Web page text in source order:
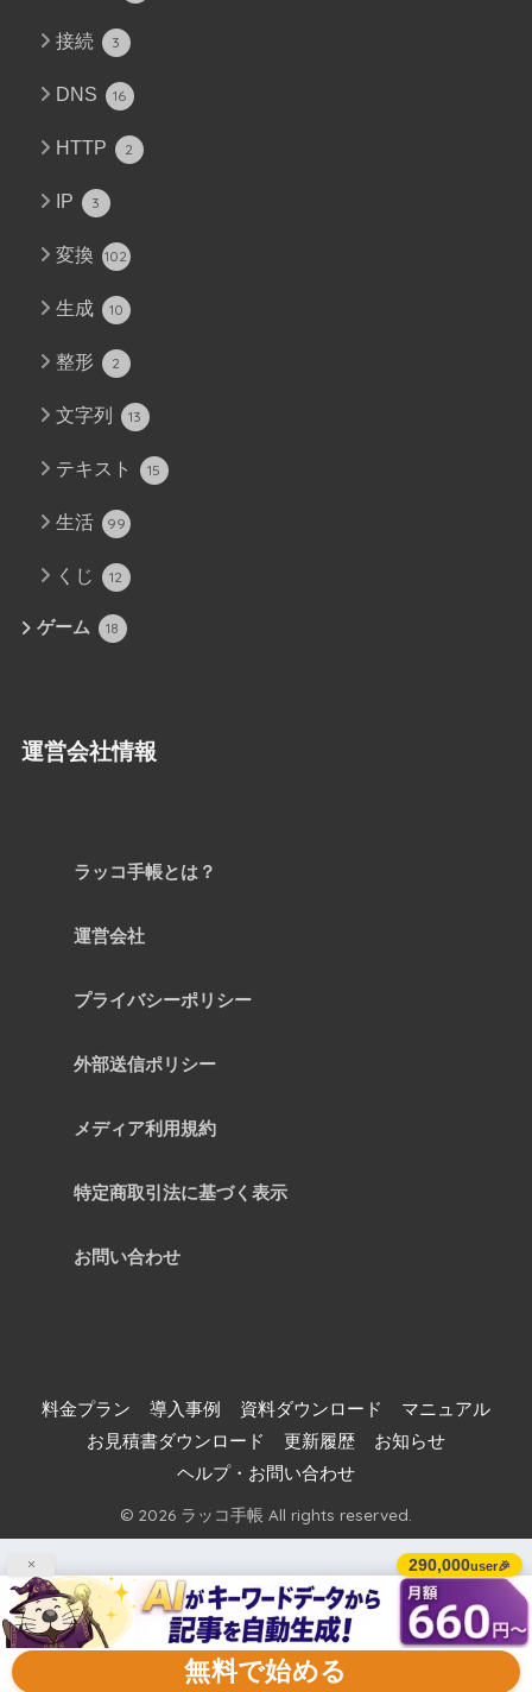
× 290,000user🎉
無料で始める
接続 3
DNS 16
HTTP 2
IP 3
変換 102
生成 10
整形 2
文字列 13
テキスト 15
生活 99
くじ 12
ゲーム 18
運営会社情報
ラッコ手帳とは？
運営会社
プライバシーポリシー
外部送信ポリシー
メディア利用規約
特定商取引法に基づく表示
お問い合わせ
料金プラン 導入事例 資料ダウンロード
マニュアル
お見積書ダウンロード
更新履歴
お知らせ
ヘルプ・お問い合わせ
© 2026 ラッコ手帳 All rights reserved.